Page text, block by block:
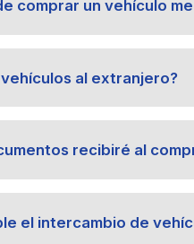
comprar un vehículo
vehículos al extranjero?
recibiré al
el intercambio de